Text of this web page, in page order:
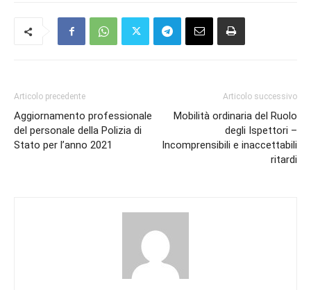
Articolo precedente
Aggiornamento professionale
del personale della Polizia di
Stato per l’anno 2021
Articolo successivo
Mobilità ordinaria del Ruolo
degli Ispettori –
Incomprensibili e inaccettabili
ritardi